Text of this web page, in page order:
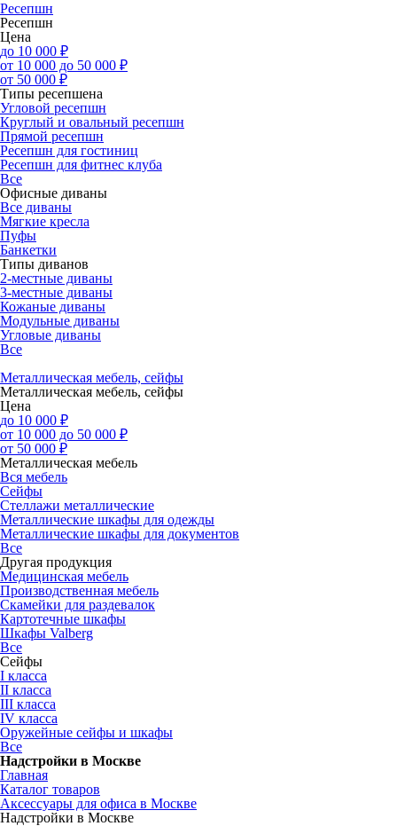
Ресепшн
Ресепшн
Цена
до 10 000 ₽
от 10 000 до 50 000 ₽
от 50 000 ₽
Типы ресепшена
Угловой ресепшн
Круглый и овальный ресепшн
Прямой ресепшн
Ресепшн для гостиниц
Ресепшн для фитнес клуба
Все
Офисные диваны
Все диваны
Мягкие кресла
Пуфы
Банкетки
Типы диванов
2-местные диваны
3-местные диваны
Кожаные диваны
Модульные диваны
Угловые диваны
Все
Металлическая мебель, сейфы
Металлическая мебель, сейфы
Цена
до 10 000 ₽
от 10 000 до 50 000 ₽
от 50 000 ₽
Металлическая мебель
Вся мебель
Сейфы
Стеллажи металлические
Металлические шкафы для одежды
Металлические шкафы для документов
Все
Другая продукция
Медицинская мебель
Производственная мебель
Скамейки для раздевалок
Картотечные шкафы
Шкафы Valberg
Все
Сейфы
I класса
II класса
III класса
IV класса
Оружейные сейфы и шкафы
Все
Надстройки в Москве
Главная
Каталог товаров
Аксессуары для офиса в Москве
Надстройки в Москве